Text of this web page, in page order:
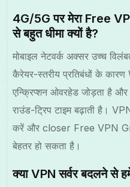
4G/5G पर मेरा Free
से बहुत धीमा क्यों है?
मोबाइल नेटवर्क अक्सर उच्च
कैरेयर-स्तरीय प्रतिबंधों के
एन्क्रिप्शन ओवरहेड जोड़ता है
राउंड-ट्रिप टाइम बढ़ाती है।
करें और closer Free VPN
बेहतर हो सकता है।
क्या VPN सर्वर बदलने से